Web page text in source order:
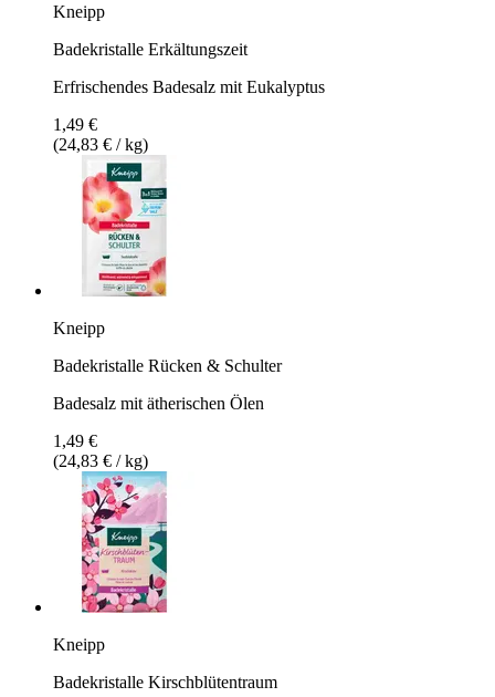
Kneipp
Badekristalle Erkältungszeit
Erfrischendes Badesalz mit Eukalyptus
1,49 €
(24,83 € / kg)
Kneipp
Badekristalle Rücken & Schulter
Badesalz mit ätherischen Ölen
1,49 €
(24,83 € / kg)
Kneipp
Badekristalle Kirschblütentraum